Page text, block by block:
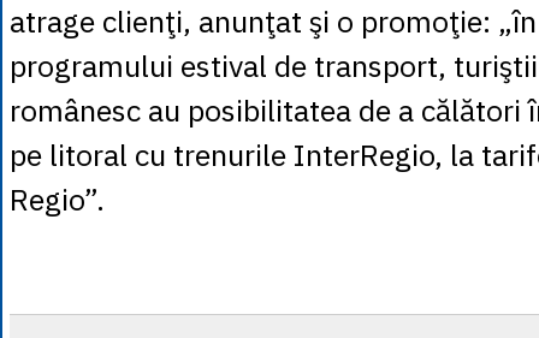
atrage clienţi, anunţat şi o promoţie:
programului estival de transport,
românesc au posibilitatea de a călători
pe litoral cu trenurile InterRegio, la
Regio”.